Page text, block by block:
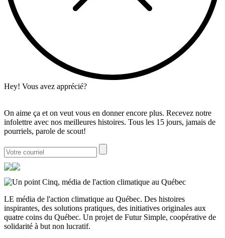
Hey! Vous avez apprécié?
On aime ça et on veut vous en donner encore plus. Recevez notre
infolettre avec nos meilleures histoires. Tous les 15 jours, jamais de
pourriels, parole de scout!
LE média de l'action climatique au Québec. Des histoires
inspirantes, des solutions pratiques, des initiatives originales aux
quatre coins du Québec. Un projet de Futur Simple, coopérative de
solidarité à but non lucratif.